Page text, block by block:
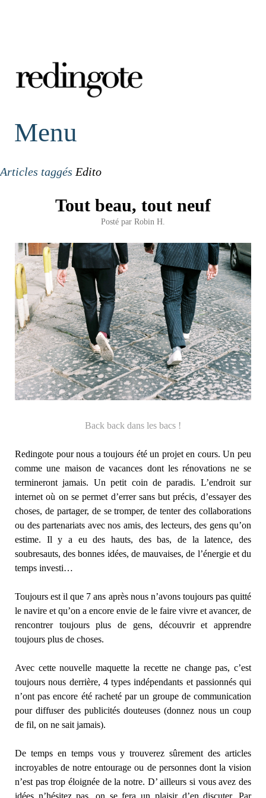
redingote.
Menu
Articles taggés Edito
Tout beau, tout neuf
Posté par Robin H.
Back back dans les bacs !
Redingote pour nous a toujours été un projet en cours. Un peu
comme une maison de vacances dont les rénovations ne se
termineront jamais. Un petit coin de paradis. L’endroit sur
internet où on se permet d’errer sans but précis, d’essayer des
choses, de partager, de se tromper, de tenter des collaborations
ou des partenariats avec nos amis, des lecteurs, des gens qu’on
estime. Il y a eu des hauts, des bas, de la latence, des
soubresauts, des bonnes idées, de mauvaises, de l’énergie et du
temps investi…
Toujours est il que 7 ans après nous n’avons toujours pas quitté
le navire et qu’on a encore envie de le faire vivre et avancer, de
rencontrer toujours plus de gens, découvrir et apprendre
toujours plus de choses.
Avec cette nouvelle maquette la recette ne change pas, c’est
toujours nous derrière, 4 types indépendants et passionnés qui
n’ont pas encore été racheté par un groupe de communication
pour diffuser des publicités douteuses (donnez nous un coup
de fil, on ne sait jamais).
De temps en temps vous y trouverez sûrement des articles
incroyables de notre entourage ou de personnes dont la vision
n’est pas trop éloignée de la notre. D’ ailleurs si vous avez des